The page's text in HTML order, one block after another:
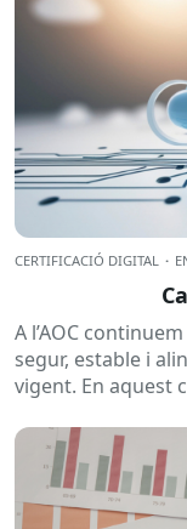
CERTIFICACIÓ DIGITAL ·
A l’AOC
segur, estable i
vigent. En aquest